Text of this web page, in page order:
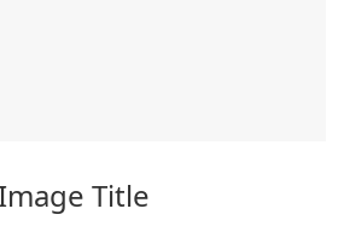
Image Title